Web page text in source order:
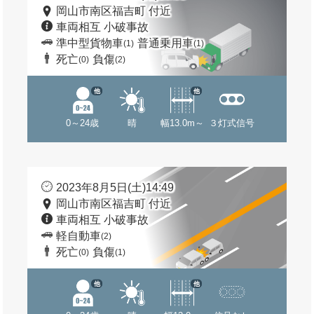
岡山市南区福吉町 付近
車両相互 小破事故
準中型貨物車(1) 普通乗用車(1)
死亡(0) 負傷(2)
0～24歳
他
晴 幅13.0m～
他
３灯式信号
2023年8月5日(土)14:49
岡山市南区福吉町 付近
車両相互 小破事故
軽自動車(2)
死亡(0) 負傷(1)
他 他